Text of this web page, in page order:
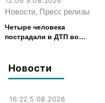
Новости
16:22 5.08.2026
Новости, Пресс релизы
Четыре человека
пострадали в ДТП во